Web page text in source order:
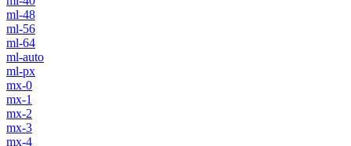
ml-48
ml-56
ml-64
ml-auto
ml-px
mx-0
mx-1
mx-2
mx-3
mx-4